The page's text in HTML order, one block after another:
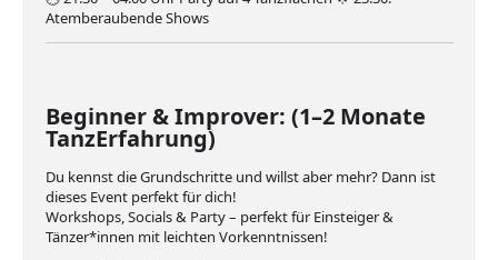
Atemberaubende Shows
Beginner & Improver: (1–2 Monate
TanzErfahrung)
Du kennst die Grundschritte und willst aber mehr? Dann ist
dieses Event perfekt für dich!
Workshops, Socials & Party – perfekt für Einsteiger &
Tänzer*innen mit leichten Vorkenntnissen!